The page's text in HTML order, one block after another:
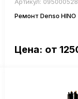
Цена: от
Ремонт Denso HINO